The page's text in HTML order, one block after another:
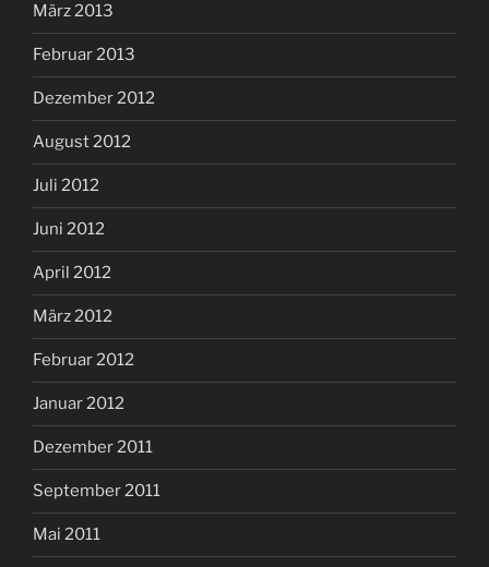
März 2013
Februar 2013
Dezember 2012
August 2012
Juli 2012
Juni 2012
April 2012
März 2012
Februar 2012
Januar 2012
Dezember 2011
September 2011
Mai 2011